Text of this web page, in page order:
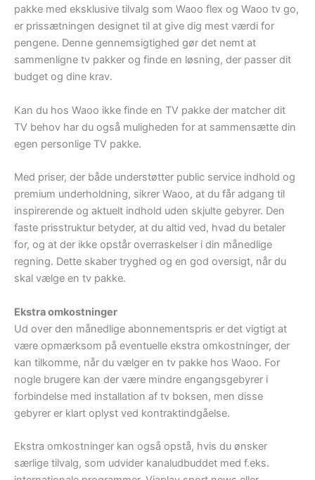
pakke med eksklusive tilvalg som Waoo flex og Waoo tv go,
er prissætningen designet til at give dig mest værdi for
pengene. Denne gennemsigtighed gør det nemt at
sammenligne tv pakker og finde en løsning, der passer dit
budget og dine krav.
Kan du hos Waoo ikke finde en TV pakke der matcher dit
TV behov har du også muligheden for at sammensætte din
egen personlige TV pakke.
Med priser, der både understøtter public service indhold og
premium underholdning, sikrer Waoo, at du får adgang til
inspirerende og aktuelt indhold uden skjulte gebyrer. Den
faste prisstruktur betyder, at du altid ved, hvad du betaler
for, og at der ikke opstår overraskelser i din månedlige
regning. Dette skaber tryghed og en god oversigt, når du
skal vælge en tv pakke.
Ekstra omkostninger
Ud over den månedlige abonnementspris er det vigtigt at
være opmærksom på eventuelle ekstra omkostninger, der
kan tilkomme, når du vælger en tv pakke hos Waoo. For
nogle brugere kan der være mindre engangsgebyrer i
forbindelse med installation af tv boksen, men disse
gebyrer er klart oplyst ved kontraktindgåelse.
Ekstra omkostninger kan også opstå, hvis du ønsker
særlige tilvalg, som udvider kanaludbuddet med f.eks.